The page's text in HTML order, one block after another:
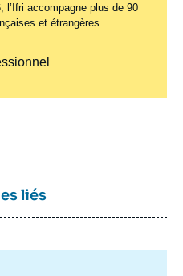
l’Ifri accompagne plus de 90
et étrangères.
liés